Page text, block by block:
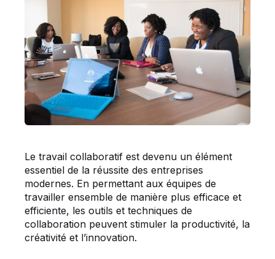
Le travail collaboratif est devenu un élément
essentiel de la réussite des entreprises
modernes. En permettant aux équipes de
travailler ensemble de manière plus efficace et
efficiente, les outils et techniques de
collaboration peuvent stimuler la productivité, la
créativité et l’innovation.